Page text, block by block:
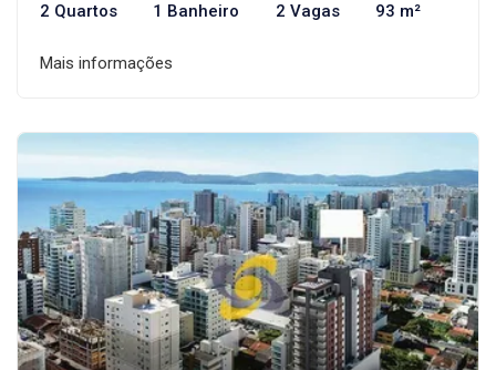
2 Quartos 1 Banheiro 2 Vagas 93 m²
Mais informações